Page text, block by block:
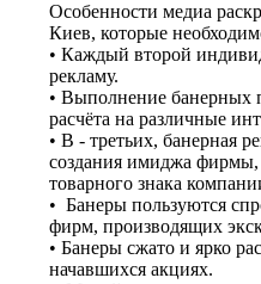
Особенности медиа
Киев, которые
• Каждый второй
рекламу.
• Выполнение банерных
расчёта на различные
• В - третьих, банерная
создания имиджа фирмы,
товарного знака
• Банеры пользуются
фирм, производящих
• Банеры сжато и ярко
начавшихся акциях.